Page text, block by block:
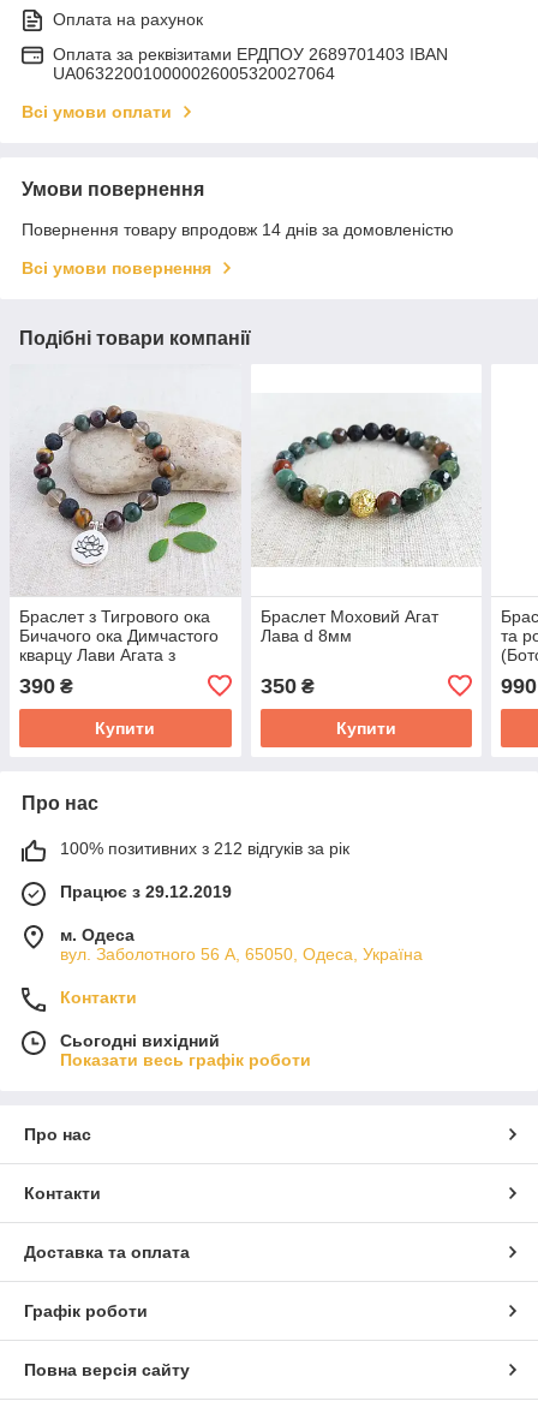
Оплата на рахунок
Оплата за реквізитами ЕРДПОУ 2689701403 IBAN
UA063220010000026005320027064
Всі умови оплати
Умови повернення
Повернення товару впродовж 14 днів за домовленістю
Всі умови повернення
Подібні товари компанії
Браслет з Тигрового ока
Бичачого ока Димчастого
кварцу Лави Агата з
390 ₴
Купити
Браслет Моховий Агат
Лава d 8мм
350₴
Купити
та
990
Про нас
100% позитивних з 212 відгуків за рік
Працює з 29.12.2019
м. Одеса
вул. Заболотного 56 А, 65050, Одеса, Україна
Контакти
Сьогодні вихідний
Показати весь графік роботи
Про нас
Контакти
Доставка та оплата
Графік роботи
Повна версія сайту